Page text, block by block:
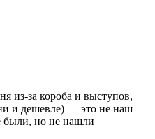
из-за короба и выступов,
и дешевле) — это не наш
были, но не нашли